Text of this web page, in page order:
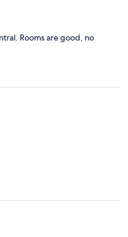
Rooms are good, no